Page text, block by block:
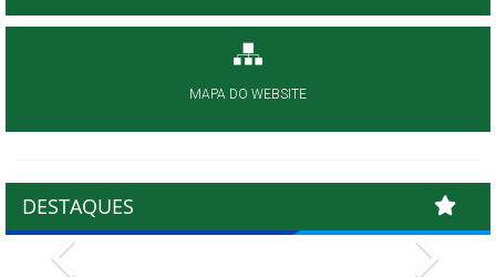
MAPA DO WEBSITE
DESTAQUES